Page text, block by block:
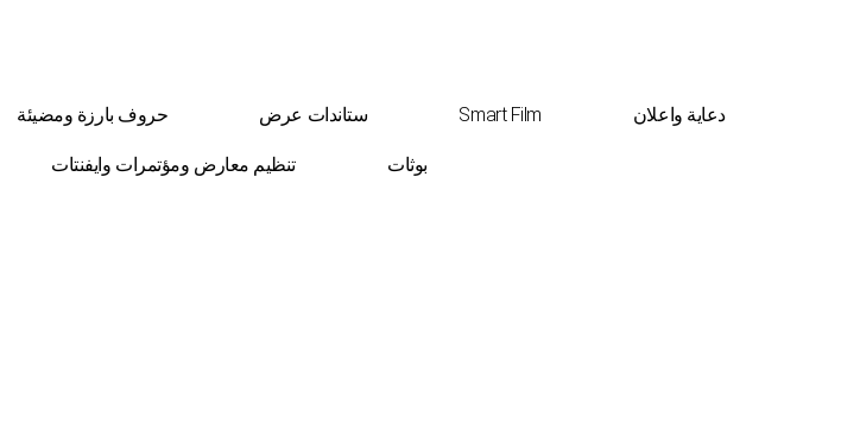
حروف بارزة ومضيئة ستاندات عرض Smart Film دعاية واعلان
تنظيم معارض ومؤتمرات وايفنتات بوثات